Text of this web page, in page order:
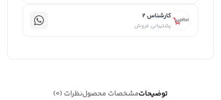
کارشناس 2
پشتیبانی فروش
توضیحاتمشخصات محصولنظرات (0)